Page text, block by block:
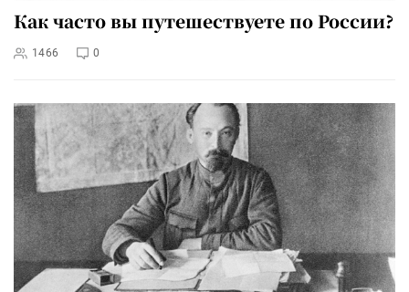
Как часто вы путешествуете по России?
1466 0